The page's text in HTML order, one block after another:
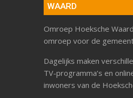
WAARD
Omroep Hoeksche
omroep voor de
Dagelijks maken
TV-programma’s en
inwoners van de